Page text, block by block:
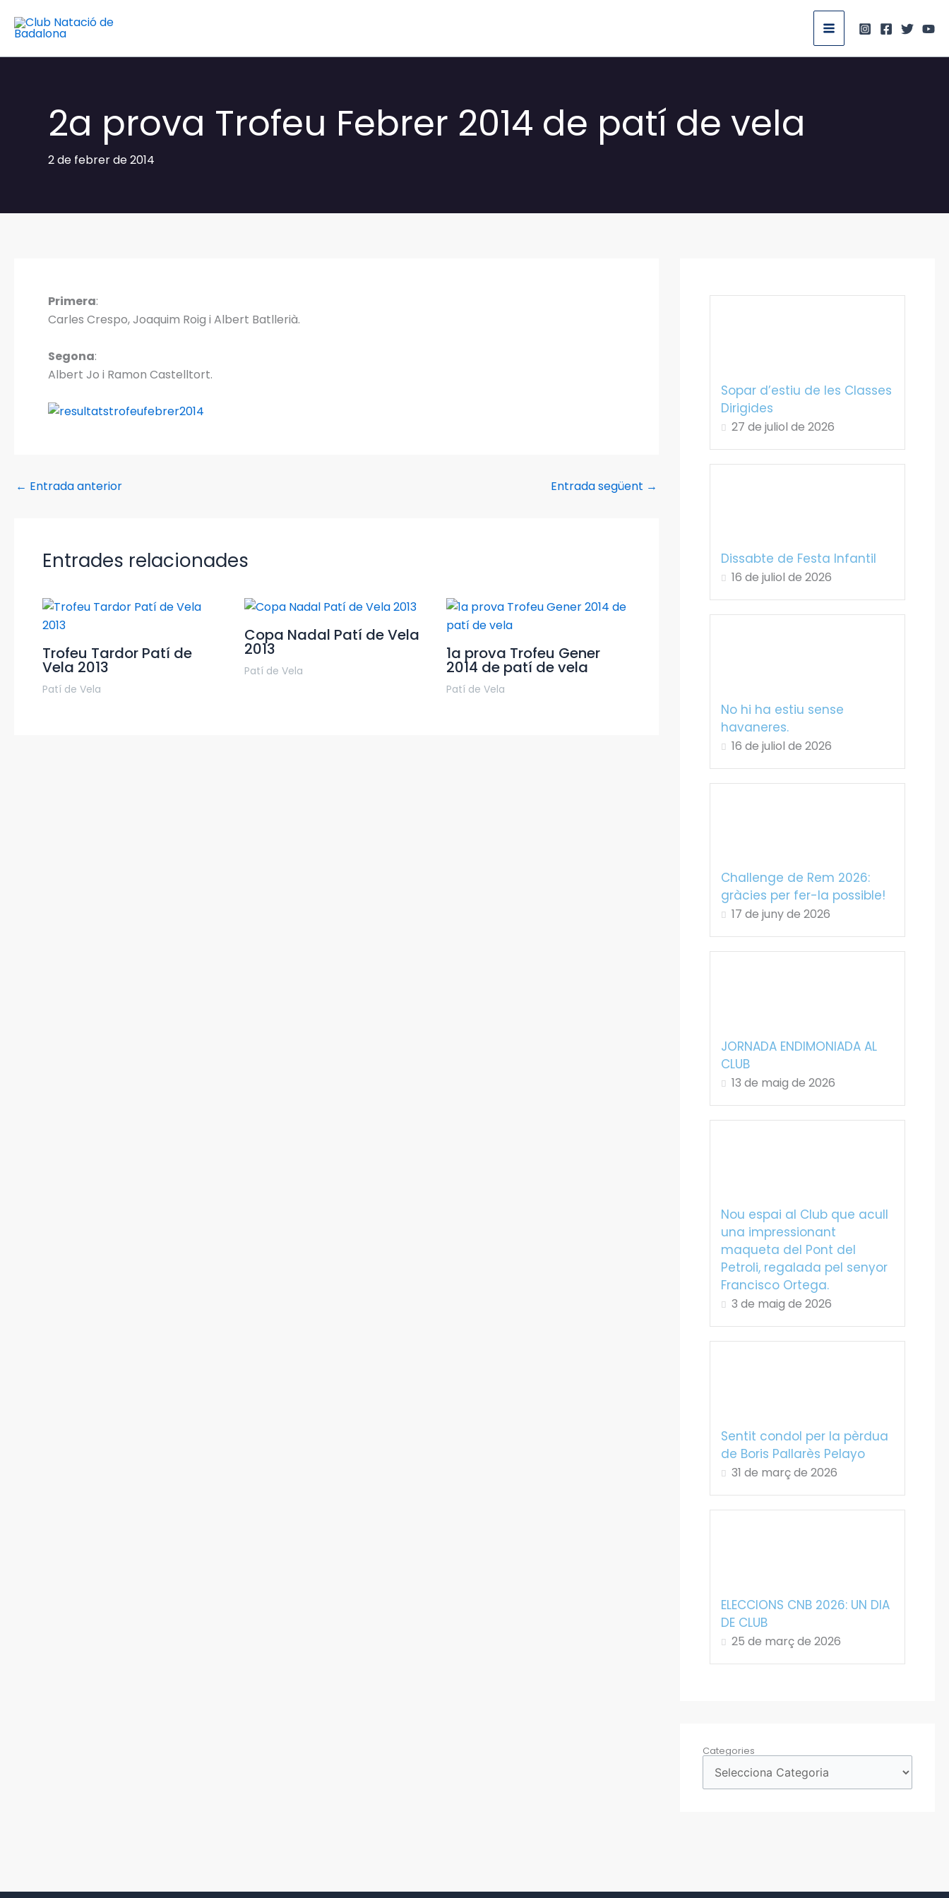
2a prova Trofeu Febrer 2014 de patí de vela
2 de febrer de 2014
Primera:
Carles Crespo, Joaquim Roig i Albert Batllerià.
Segona:
Albert Jo i Ramon Castelltort.
← Entrada anterior Entrada següent →
Entrades relacionades
Trofeu Tardor Patí de
Vela 2013
Patí de Vela
Copa Nadal Patí de Vela
2013
Patí de Vela
1a prova Trofeu Gener
2014 de patí de vela
Patí de Vela
Sopar d’estiu de les Classes
Dirigides
27 de juliol de 2026
Dissabte de Festa Infantil
16 de juliol de 2026
No hi ha estiu sense
havaneres.
16 de juliol de 2026
Challenge de Rem 2026:
gràcies per fer-la possible!
17 de juny de 2026
JORNADA ENDIMONIADA AL
CLUB
13 de maig de 2026
Nou espai al Club que acull
una impressionant
maqueta del Pont del
Petroli, regalada pel senyor
Francisco Ortega.
3 de maig de 2026
Sentit condol per la pèrdua
de Boris Pallarès Pelayo
31 de març de 2026
ELECCIONS CNB 2026: UN DIA
DE CLUB
25 de març de 2026
Categories